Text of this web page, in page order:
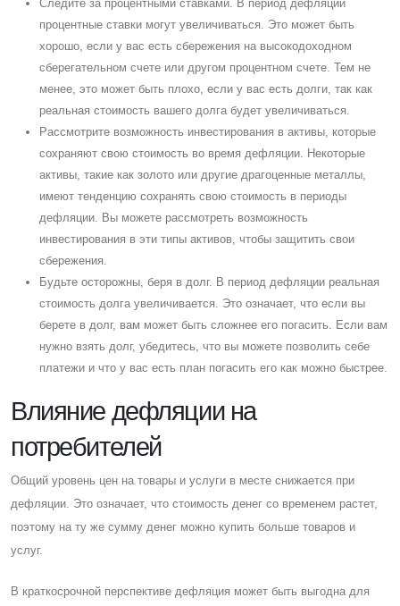
Cледите за процентными ставками. В период дефляции
процентные ставки могут увеличиваться. Это может быть
хорошо, если у вас есть сбережения на высокодоходном
сберегательном счете или другом процентном счете. Тем не
менее, это может быть плохо, если у вас есть долги, так как
реальная стоимость вашего долга будет увеличиваться.
Рассмотрите возможность инвестирования в активы, которые
сохраняют свою стоимость во время дефляции. Некоторые
активы, такие как золото или другие драгоценные металлы,
имеют тенденцию сохранять свою стоимость в периоды
дефляции. Вы можете рассмотреть возможность
инвестирования в эти типы активов, чтобы защитить свои
сбережения.
Будьте осторожны, беря в долг. В период дефляции реальная
стоимость долга увеличивается. Это означает, что если вы
берете в долг, вам может быть сложнее его погасить. Eсли вам
нужно взять долг, убедитесь, что вы можете позволить себе
платежи и что у вас есть план погасить его как можно быстрее.
Влияние дефляции на
потребителей
Общий уровень цен на товары и услуги в месте снижается при
дефляции. Это означает, что стоимость денег со временем растет,
поэтому на ту же сумму денег можно купить больше товаров и
услуг.
В краткосрочной перспективе дефляция может быть выгодна для